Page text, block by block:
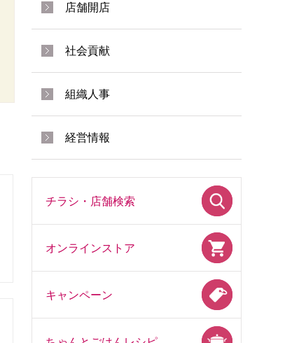
店舗開店
社会貢献
組織人事
経営情報
チラシ・店舗検索
オンラインストア
キャンペーン